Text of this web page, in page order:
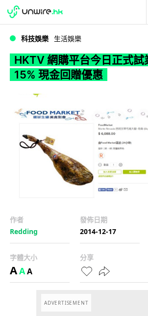
WWDC 2026
科技娛樂 生活娛樂
HKTV 網購平台今日正式試
15% 現金回贈優惠
作者
Redding
發佈日期
2014-12-17
字體大小
AAA
分享
ADVERTISEMENT